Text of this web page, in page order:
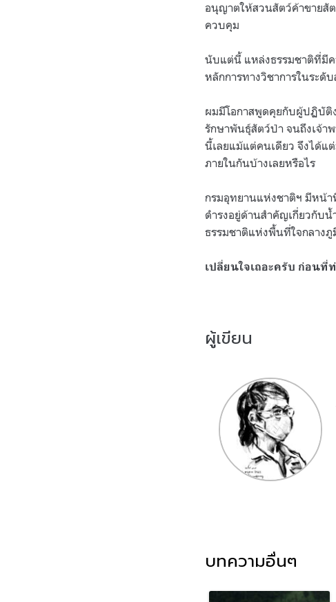
อนุญาตให้สวนสัตว์ค้าขายสั
ควบคุม
นับแต่นี้ แหล่งธรรมชาติที่มีค
หลักการทางวิชาการในระดั
ผมมีโอกาสพูดคุยกับผู้ปฏิบัติ
รักษาพันธุ์สัตว์ป่า จนถึงเจ้
นี้เลยแม้แต่คนเดียว จึงได้แ
ภายในกันบ้างเลยหรือไร
กรมอุทยานแห่งชาติฯ มีหน้
ดำรงอยู่ด้านสำคัญเกี่ยวกับ
ธรรมชาติแห่งพื้นที่ใจกลางภู
เปลี่ยนใจเถอะครับ ก่อน
ผู้เขียน
บทความอื่นๆ